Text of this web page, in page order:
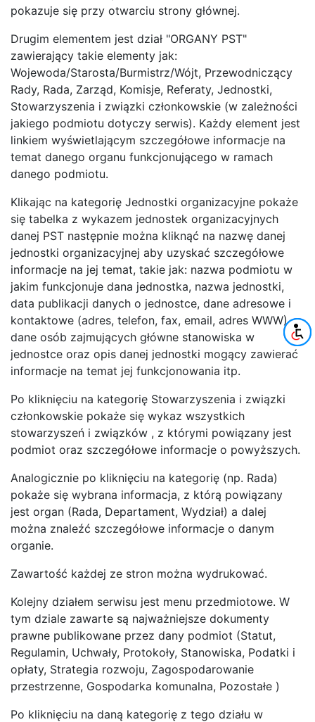
pokazuje się przy otwarciu strony głównej.
Drugim elementem jest dział "ORGANY PST"
zawierający takie elementy jak:
Wojewoda/Starosta/Burmistrz/Wójt, Przewodniczący
Rady, Rada, Zarząd, Komisje, Referaty, Jednostki,
Stowarzyszenia i związki członkowskie (w zależności
jakiego podmiotu dotyczy serwis). Każdy element jest
linkiem wyświetlającym szczegółowe informacje na
temat danego organu funkcjonującego w ramach
danego podmiotu.
Klikając na kategorię Jednostki organizacyjne pokaże
się tabelka z wykazem jednostek organizacyjnych
danej PST następnie można kliknąć na nazwę danej
jednostki organizacyjnej aby uzyskać szczegółowe
informacje na jej temat, takie jak: nazwa podmiotu w
jakim funkcjonuje dana jednostka, nazwa jednostki,
data publikacji danych o jednostce, dane adresowe i
kontaktowe (adres, telefon, fax, email, adres WWW),
dane osób zajmujących główne stanowiska w
jednostce oraz opis danej jednostki mogący zawierać
informacje na temat jej funkcjonowania itp.
Po kliknięciu na kategorię Stowarzyszenia i związki
członkowskie pokaże się wykaz wszystkich
stowarzyszeń i związków , z którymi powiązany jest
podmiot oraz szczegółowe informacje o powyższych.
Analogicznie po kliknięciu na kategorię (np. Rada)
pokaże się wybrana informacja, z którą powiązany
jest organ (Rada, Departament, Wydział) a dalej
można znaleźć szczegółowe informacje o danym
organie.
Zawartość każdej ze stron można wydrukować.
Kolejny działem serwisu jest menu przedmiotowe. W
tym dziale zawarte są najważniejsze dokumenty
prawne publikowane przez dany podmiot (Statut,
Regulamin, Uchwały, Protokoły, Stanowiska, Podatki i
opłaty, Strategia rozwoju, Zagospodarowanie
przestrzenne, Gospodarka komunalna, Pozostałe )
Po kliknięciu na daną kategorię z tego działu w